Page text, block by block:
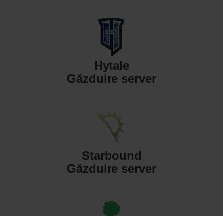
Hytale
Găzduire server
Starbound
Găzduire server